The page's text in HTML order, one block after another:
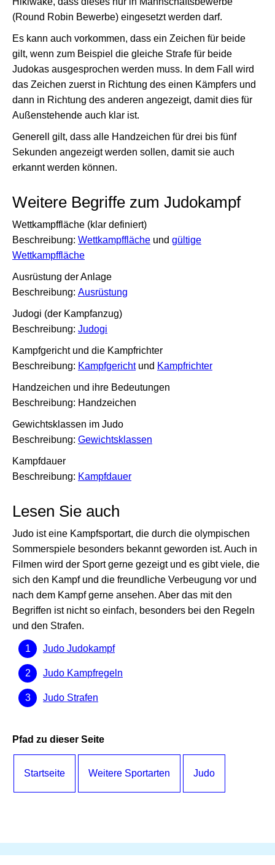
(Round Robin Bewerbe) eingesetzt werden darf.
Es kann auch vorkommen, dass ein Zeichen für beide
gilt, wenn zum Beispiel die gleiche Strafe für beide
Judokas ausgesprochen werden muss. In dem Fall wird
das Zeichen zuerst in Richtung des einen Kämpfers und
dann in Richtung des anderen angezeigt, damit dies für
Außenstehende auch klar ist.
Generell gilt, dass alle Handzeichen für drei bis fünf
Sekunden angezeigt werden sollen, damit sie auch
erkannt werden können.
Weitere Begriffe zum Judokampf
Wettkampffläche (klar definiert)
Beschreibung: Wettkampffläche und gültige
Wettkampffläche
Ausrüstung der Anlage
Beschreibung: Ausrüstung
Judogi (der Kampfanzug)
Beschreibung: Judogi
Kampfgericht und die Kampfrichter
Beschreibung: Kampfgerichtund Kampfrichter
Handzeichen und ihre Bedeutungen
Beschreibung: Handzeichen
Gewichtsklassen im Judo
Beschreibung: Gewichtsklassen
Kampfdauer
Beschreibung: Kampfdauer
Lesen Sie auch
Judo ist eine Kampfsportart, die durch die olympischen
Sommerspiele besonders bekannt geworden ist. Auch in
Filmen wird der Sport gerne gezeigt und es gibt viele, die
sich den Kampf und die freundliche Verbeugung vor und
nach dem Kampf gerne ansehen. Aber das mit den
Begriffen ist nicht so einfach, besonders bei den Regeln
und den Strafen.
Judo Judokampf
Judo Kampfregeln
Judo Strafen
Pfad zu dieser Seite
Startseite Weitere Sportarten Judo